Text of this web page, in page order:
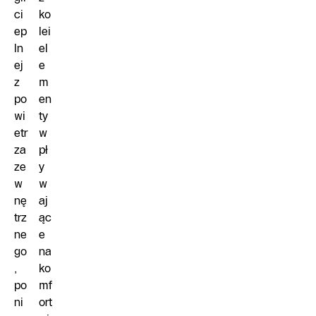
ci
ep
ln
ej
z
po
wi
etr
za
ze
w
nę
trz
ne
go
,
po
ni
ko
lei
el
e
m
en
ty
w
pł
y
w
aj
ąc
e
na
ko
mf
ort